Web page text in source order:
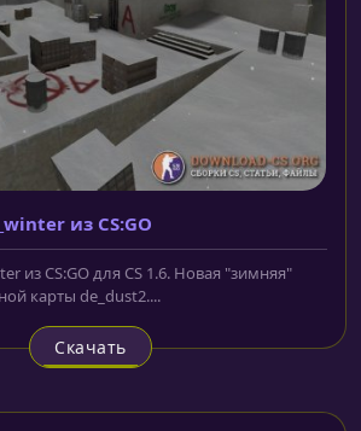
из CS:GO
из CS:GO для CS 1.6. Новая "зимняя"
карты de_dust2....
Скачать